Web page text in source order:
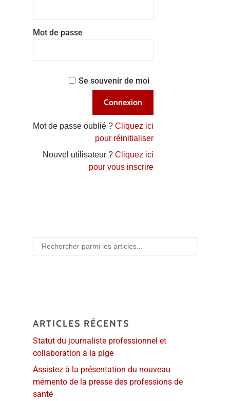
Mot de passe
Se souvenir de moi
Mot de passe oublié ?Cliquez ici
pour réinitialiser
Nouvel utilisateur ?Cliquez ici
pour vous inscrire
Search
for:
ARTICLES RÉCENTS
Statut du journaliste professionnel et
collaboration à la pige
Assistez à la présentation du nouveau
mémento de la presse des professions de
santé